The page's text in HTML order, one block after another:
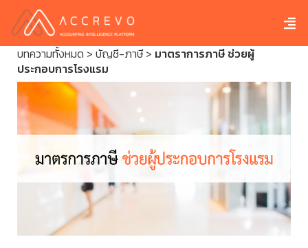
บทความทั้งหมด > บัญชี-ภาษี > มาตราการภาษี ช่วยผู้
ประกอบการโรงแรม